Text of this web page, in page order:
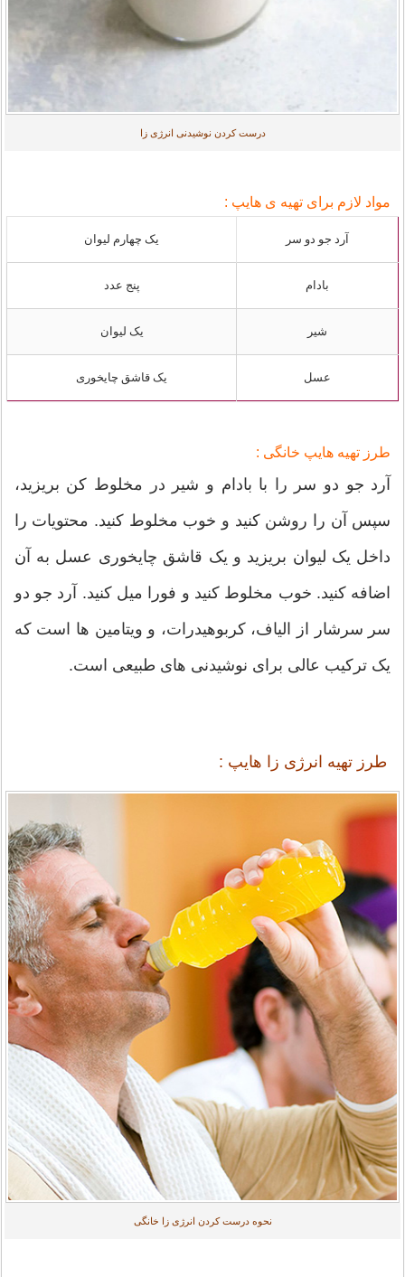
درست کردن نوشیدنی انرژی زا
مواد لازم برای تهیه ی هایپ :
آرد جو دو سر یک چهارم لیوان
بادام پنج عدد
شیر یک لیوان
عسل یک قاشق چایخوری
طرز تهیه هایپ خانگی :
آرد جو دو سر را با بادام و شیر در مخلوط کن بریزید،
سپس آن را روشن کنید و خوب مخلوط کنید. محتویات را
داخل یک لیوان بریزید و یک قاشق چایخوری عسل به آن
اضافه کنید. خوب مخلوط کنید و فورا میل کنید. آرد جو دو
سر سرشار از الیاف، کربوهیدرات، و ویتامین ها است که
یک ترکیب عالی برای نوشیدنی های طبیعی است.
طرز تهیه انرژی زا هایپ :
نحوه درست کردن انرژی زا خانگی